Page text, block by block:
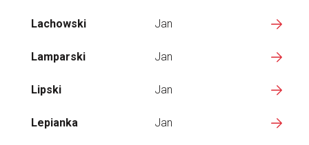
Lachowski Jan
Lamparski Jan
Lipski Jan
Lepianka Jan